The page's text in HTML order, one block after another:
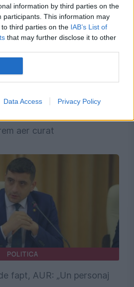
information by third parties on the
participants. This information may
third parties on the IAB’s List of
that may further disclose it to other
Data Access Privacy Policy
aer curat
POLITICA
fapt, AUR: „Un personaj